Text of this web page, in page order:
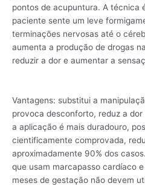
pontos de acupuntura. A técnica
paciente sente um leve
terminações nervosas até o
aumenta a produção de drogas
reduzir a dor e aumentar a
Vantagens: substitui a
provoca desconforto, reduz a
a aplicação é mais duradouro,
cientificamente comprovada,
aproximadamente 90% dos
que usam marcapasso cardíaco
meses de gestação não devem